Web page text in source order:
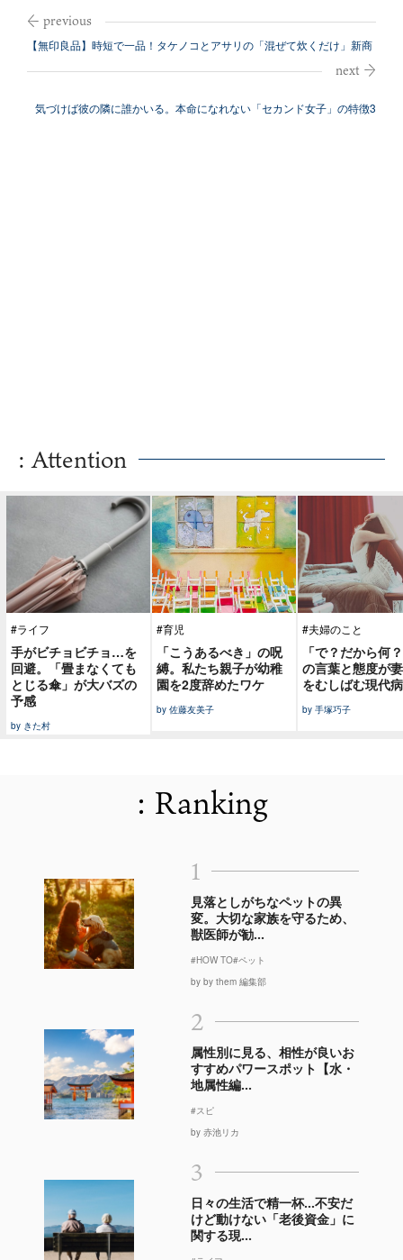
【無印良品】時短で一品！タケノコとアサリの「混ぜて炊くだけ」新商
気づけば彼の隣に誰かいる。本命になれない「セカンド女子」の特徴3
: Attention
#ライフ
手がビチョビチョ…を
回避。「畳まなくても
とじる傘」が大バズの
予感
by きた村
#育児
「こうあるべき」の呪
縛。私たち親子が幼稚
園を2度辞めたワケ
by 佐藤友美子
#夫婦のこと
「で？だから何
の言葉と態度が
をむしばむ現代病
by 手塚巧子
: Ranking
1
見落としがちなペットの異
変。大切な家族を守るため、
獣医師が勧...
#HOW TO#ペット
by by them 編集部
2
属性別に見る、相性が良いお
すすめパワースポット【水・
地属性編...
#スピ
by 赤池リカ
3
日々の生活で精一杯…不安だ
けど動けない「老後資金」に
関する現...